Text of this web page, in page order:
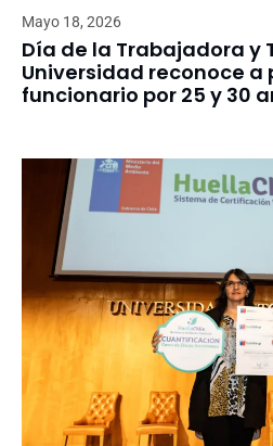
Mayo 18, 2026
Día de la Trabajadora y
Universidad reconoce a
funcionario por 25 y 30